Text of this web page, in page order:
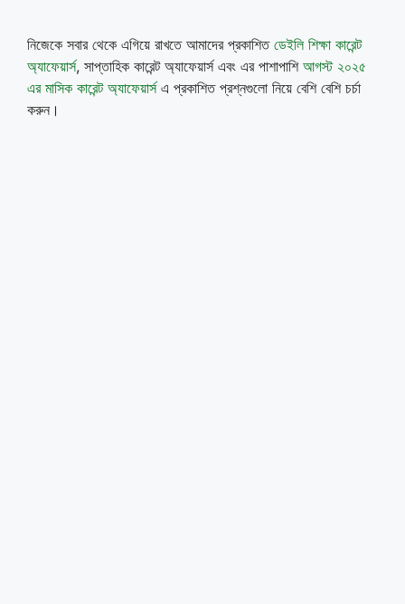
নিজেকে সবার থেকে এগিয়ে রাখতে আমাদের প্রকাশিত ডেইলি শিক্ষা কারেন্ট
অ্যাফেয়ার্স, সাপ্তাহিক কারেন্ট অ্যাফেয়ার্স এবং এর পাশাপাশি আগস্ট ২০২৫
এর মাসিক কারেন্ট অ্যাফেয়ার্সএ প্রকাশিত প্রশ্নগুলো নিয়ে বেশি বেশি চর্চা
করুন।